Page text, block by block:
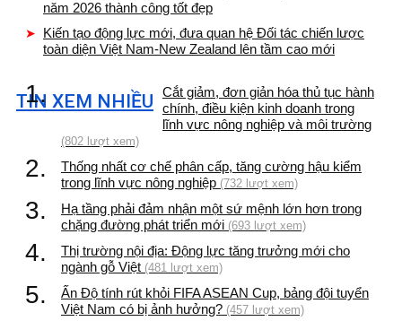
năm 2026 thành công tốt đẹp
Kiến tạo động lực mới, đưa quan hệ Đối tác chiến lược
toàn diện Việt Nam-New Zealand lên tầm cao mới
TIN XEM NHIỀU
1.
Cắt giảm, đơn giản hóa thủ tục hành
chính, điều kiện kinh doanh trong
lĩnh vực nông nghiệp và môi trường
(802 lượt xem)
2.
Thống nhất cơ chế phân cấp, tăng cường hậu kiểm
trong lĩnh vực nông nghiệp (732 lượt xem)
3.
Hạ tầng phải đảm nhận một sứ mệnh lớn hơn trong
chặng đường phát triển mới (693 lượt xem)
4.
Thị trường nội địa: Động lực tăng trưởng mới cho
ngành gỗ Việt (481 lượt xem)
5.
Ấn Độ tính rút khỏi FIFA ASEAN Cup, bảng đội tuyển
Việt Nam có bị ảnh hưởng? (457 lượt xem)